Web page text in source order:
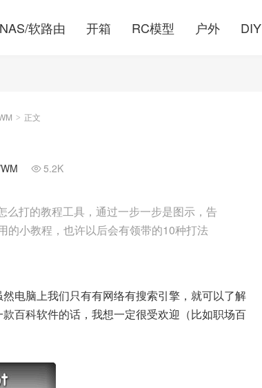
NAS/软路由 开箱 RC模型 户外 DIY
> 正文
 5.2K
打的教程工具，通过一步一步是图示，告
的小教程，也许以后会有领带的10种打法
电脑上我们只有有网络有搜索引擎，就可以了解
百科软件的话，我想一定很受欢迎（比如职场百